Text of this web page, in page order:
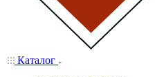
Каталог